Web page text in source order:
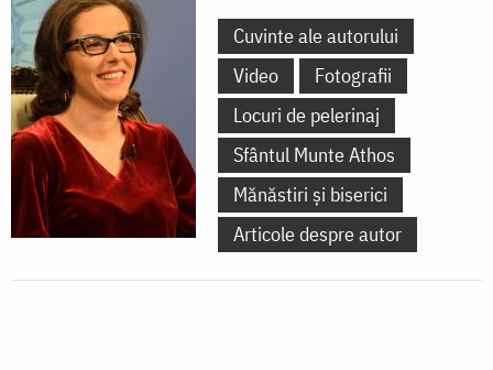
Cuvinte ale autorului
Video
Fotografii
Locuri de pelerinaj
Sfântul Munte Athos
Mănăstiri și biserici
Articole despre autor